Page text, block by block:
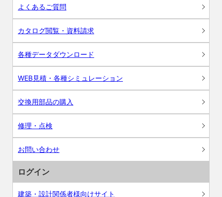
よくあるご質問
カタログ閲覧・資料請求
各種データダウンロード
WEB見積・各種シミュレーション
交換用部品の購入
修理・点検
お問い合わせ
ログイン
建築・設計関係者様向けサイト